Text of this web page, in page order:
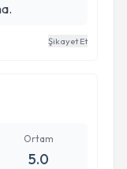
Şikayet Et
Ortam
5.0